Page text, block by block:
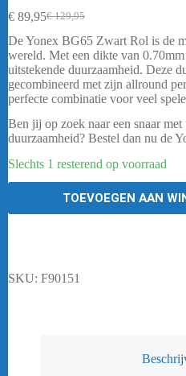
€129,95
Oorspronkelijke
prijs
was:
€ 129,95.
€ 89,95Huidige
prijs
is:
€ 89,95.
De Yonex BG65 Zwart Rol is de
wereld. Met een dikte van 0.70mm
uitstekende duurzaamheid. Deze
gecombineerd met zijn allround
perfecte combinatie voor veel
Ben jij op zoek naar een snaar met
duurzaamheid? Bestel dan nu de
Slechts 1 resterend op voorraad
TOEVOEGEN AAN
SKU: F90151